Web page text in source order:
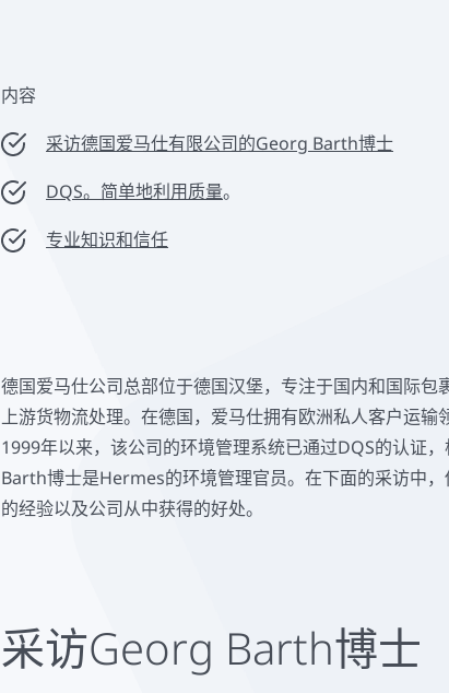
内容
采访德国爱马仕有限公司的Georg Barth博士
DQS。简单地利用质量。
专业知识和信任
德国爱马仕公司总部位于德国汉堡，专注于国内和国际包
上游货物流处理。在德国，爱马仕拥有欧洲私人客户运输
1999年以来，该公司的环境管理系统已通过DQS的认证
Barth博士是Hermes的环境管理官员。在下面的采访中，
的经验以及公司从中获得的好处。
采访Georg Barth博士